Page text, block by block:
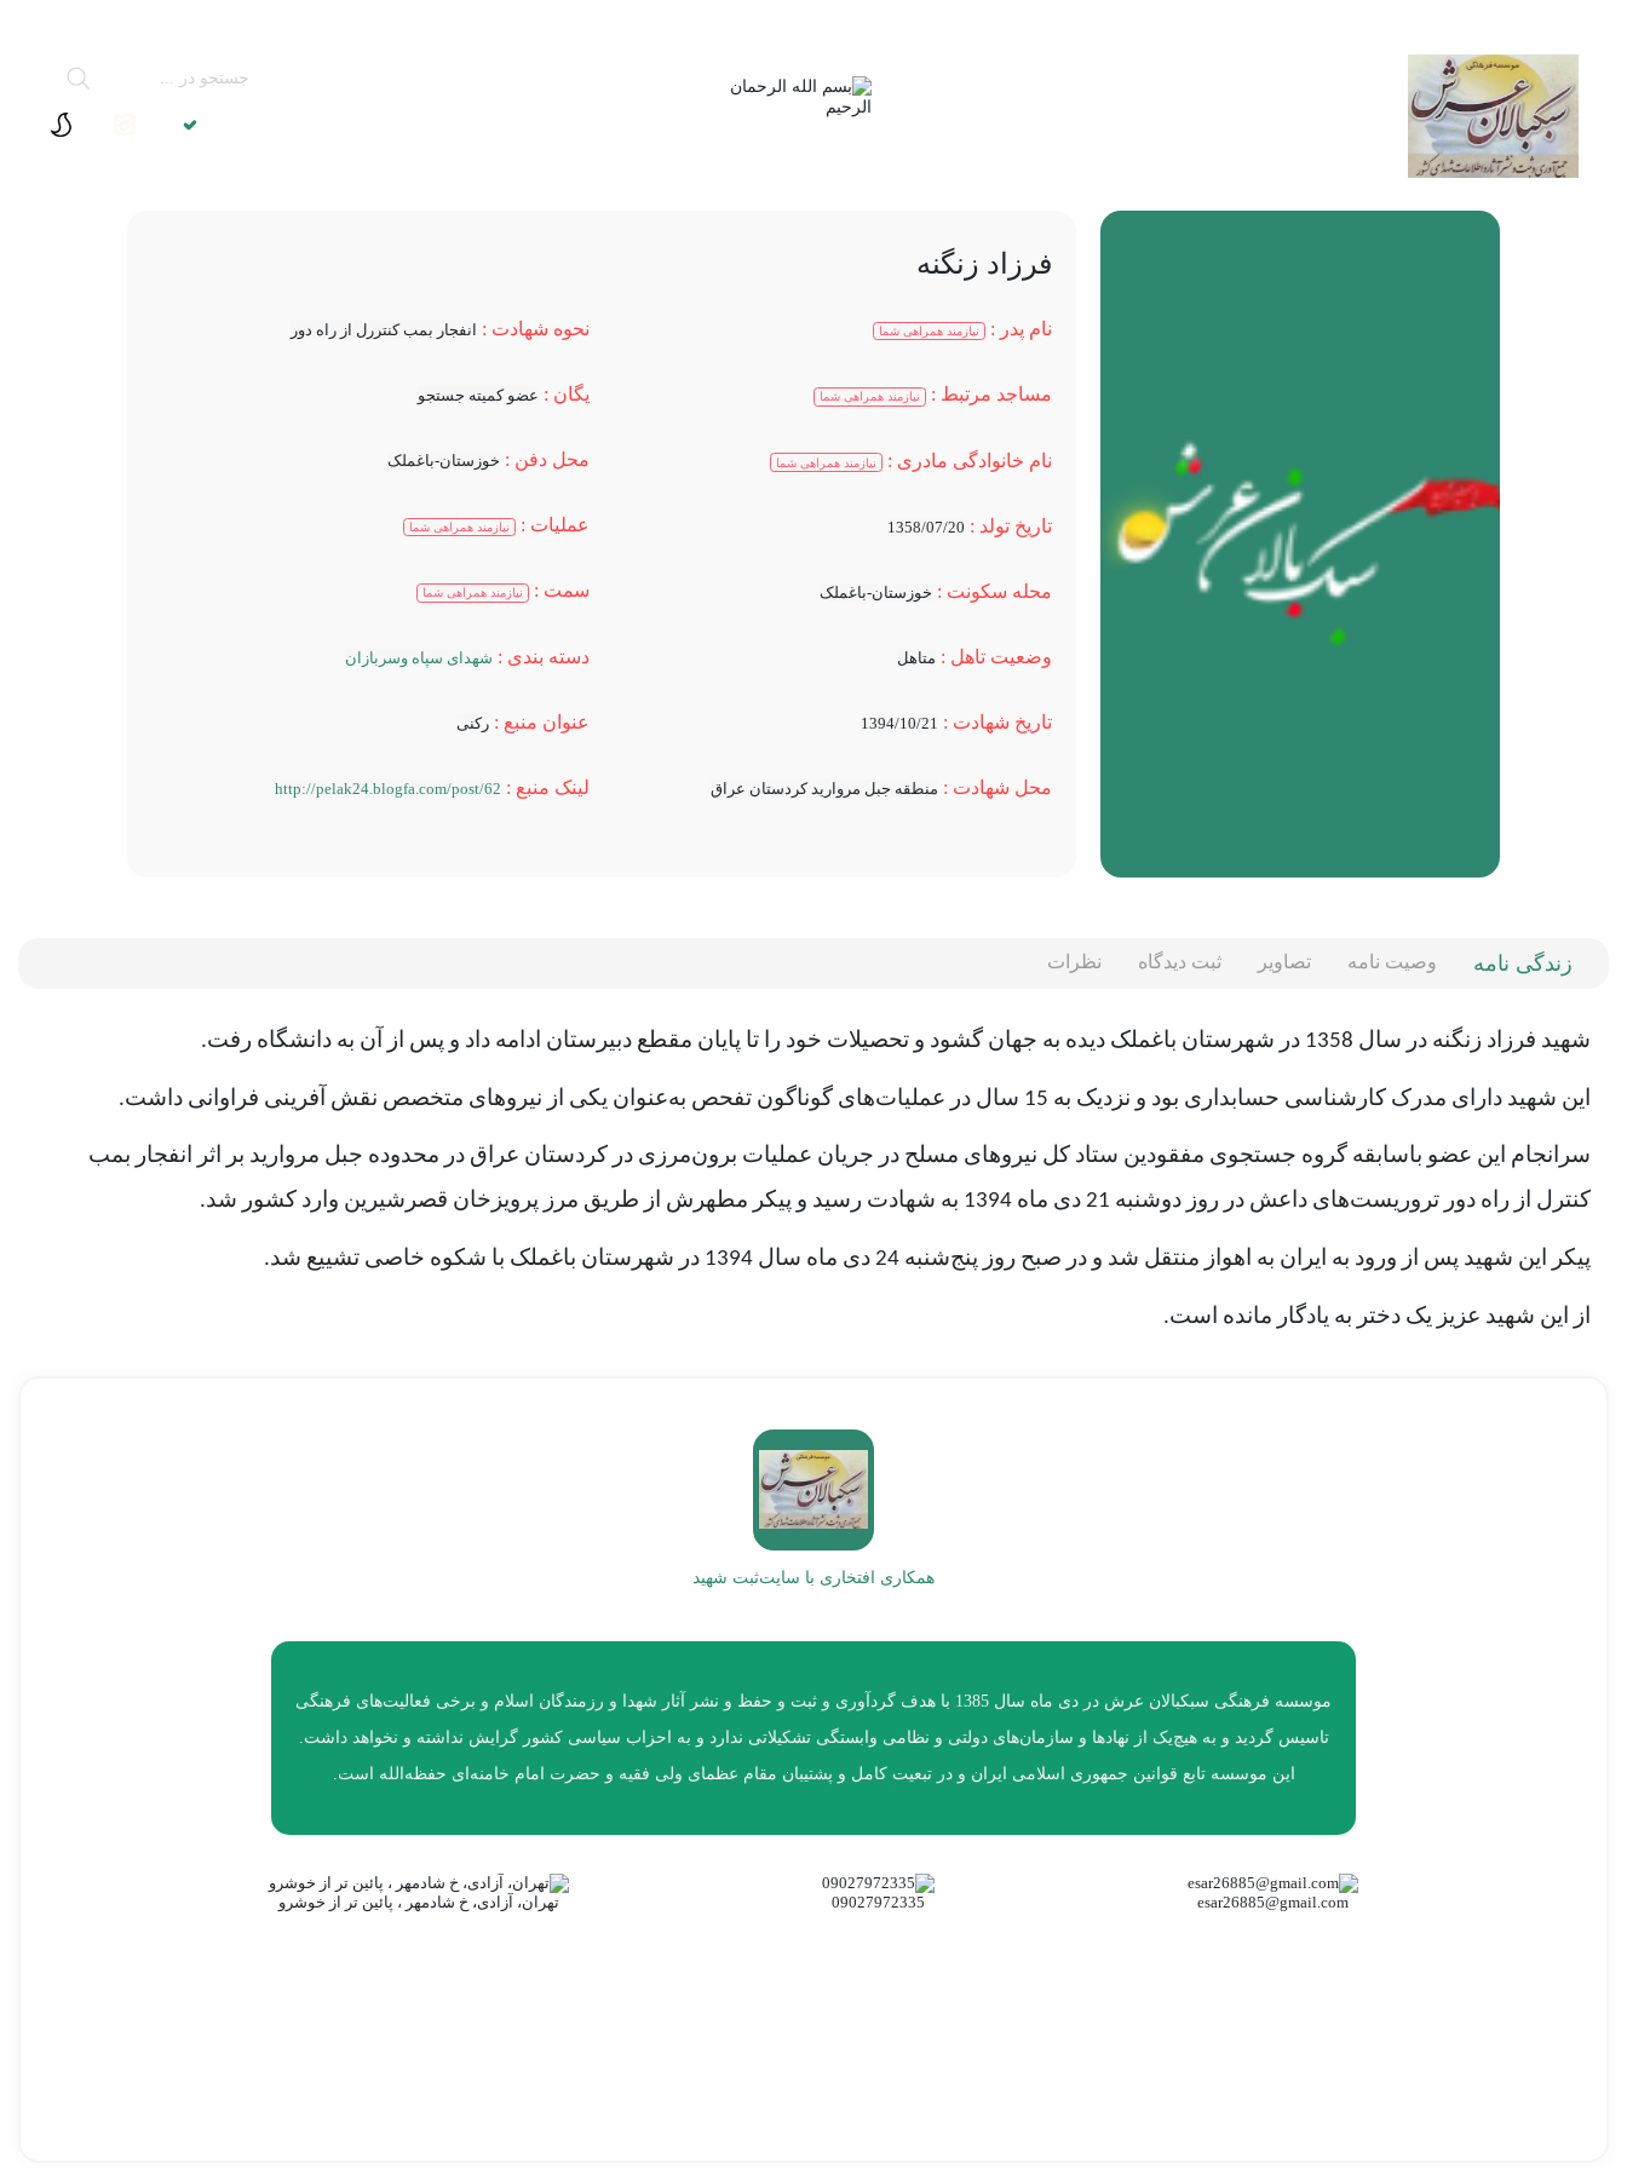
فرزاد زنگنه
نام پدر : نیازمند همراهی شما
مساجد مرتبط : نیازمند همراهی شما
نام خانوادگی مادری : نیازمند همراهی شما
تاریخ تولد : 1358/07/20
محله سکونت : خوزستان-باغملک
وضعیت تاهل : متاهل
تاریخ شهادت : 1394/10/21
محل شهادت : منطقه جبل مروارید کردستان عراق
نحوه شهادت : انفجار بمب کنتررل از راه دور
یگان : عضو کمیته جستجو
محل دفن : خوزستان-باغملک
عملیات : نیازمند همراهی شما
سمت : نیازمند همراهی شما
دسته بندی : شهدای سپاه وسربازان
عنوان منبع : رکنی
لینک منبع : http://pelak24.blogfa.com/post/62
زندگی نامه وصیت نامه تصاویر ثبت دیدگاه نظرات
شهید فرزاد زنگنه در سال 1358 در شهرستان باغملک دیده به جهان گشود و تحصیلات خود را تا پایان مقطع دبیرستان ادامه داد و پس از آن به دانشگاه رفت.
این شهید دارای مدرک کارشناسی حسابداری بود و نزدیک به 15 سال در عملیات‌های گوناگون تفحص به‌عنوان یکی از نیروهای متخصص نقش آفرینی فراوانی داشت.
سرانجام این عضو باسابقه گروه جستجوی مفقودین ستاد کل نیروهای مسلح در جریان عملیات برون‌مرزی در کردستان عراق در محدوده جبل مروارید بر اثر انفجار بمب
کنترل از راه دور تروریست‌های داعش در روز دوشنبه 21 دی ماه 1394 به شهادت رسید و پیکر مطهرش از طریق مرز پرویزخان قصرشیرین وارد کشور شد.
پیکر این شهید پس از ورود به ایران به اهواز منتقل شد و در صبح روز پنج‌شنبه 24 دی ماه سال 1394 در شهرستان باغملک با شکوه خاصی تشییع شد.
از این شهید عزیز یک دختر به یادگار مانده است.
همکاری افتخاری با سایتثبت شهید
موسسه فرهنگی سبکبالان عرش در دی ماه سال 1385 با هدف گردآوری و ثبت و حفظ و نشر آثار شهدا و رزمندگان اسلام و برخی فعالیت‌های فرهنگی
تاسیس گردید و به هیچ‌یک از نهادها و سازمان‌های دولتی و نظامی وابستگی تشکیلاتی ندارد و به احزاب سیاسی کشور گرایش نداشته و نخواهد داشت.
این موسسه تابع قوانین جمهوری اسلامی ایران و در تبعیت کامل و پشتیبان مقام عظمای ولی فقیه و حضرت امام خامنه‌ای حفظه‌الله است.
esar26885@gmail.com
09027972335 تهران، آزادی، خ شادمهر ، پائین تر از خوشرو